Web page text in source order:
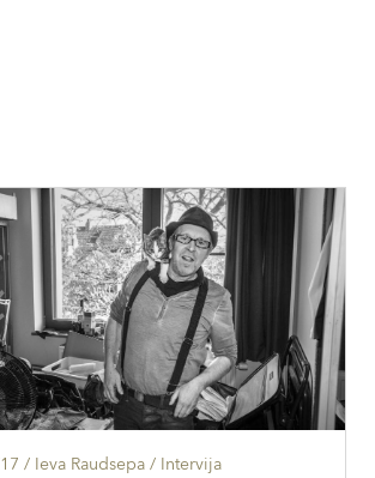
/ Ieva Raudsepa / Intervija